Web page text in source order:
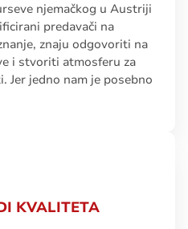
njemačkog u Austriji
predavači na
znaju odgovoriti na
i stvoriti atmosferu za
Jer jedno nam je posebno
KVALITETA